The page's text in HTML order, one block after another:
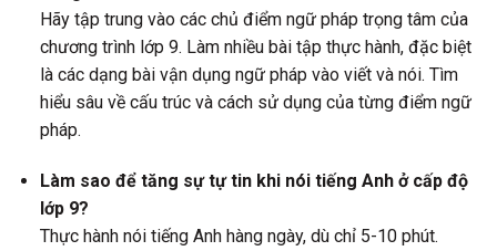
Hãy tập trung vào các chủ điểm ngữ pháp trọng tâm của
chương trình lớp 9. Làm nhiều bài tập thực hành, đặc biệt
là các dạng bài vận dụng ngữ pháp vào viết và nói. Tìm
hiểu sâu về cấu trúc và cách sử dụng của từng điểm ngữ
pháp.
Làm sao để tăng sự tự tin khi nói tiếng Anh ở cấp độ
lớp 9?
Thực hành nói tiếng Anh hàng ngày, dù chỉ 5-10 phút.